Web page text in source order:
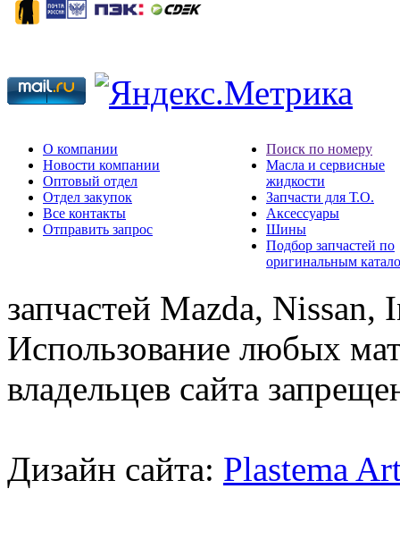
О компании
Новости компании
Оптовый отдел
Отдел закупок
Все контакты
Отправить запрос
Поиск по номеру
Масла и сервисные
жидкости
Запчасти для Т.О.
Аксессуары
Шины
Подбор запчастей по
оригинальным
запчастей Mazda,
Использование любых
владельцев сайта
Дизайн сайта: Plastema